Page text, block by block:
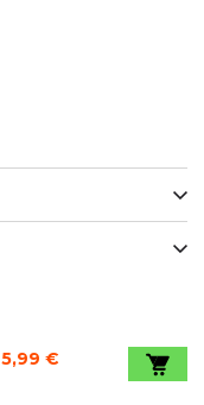
5,99 €